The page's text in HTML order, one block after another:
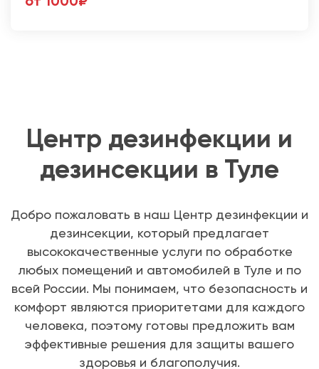
Центр дезинфекции и
дезинсекции в Туле
Добро пожаловать в наш Центр дезинфекции и
дезинсекции, который предлагает
высококачественные услуги по обработке
любых помещений и автомобилей в Туле и по
всей России. Мы понимаем, что безопасность и
комфорт являются приоритетами для каждого
человека, поэтому готовы предложить вам
эффективные решения для защиты вашего
здоровья и благополучия.